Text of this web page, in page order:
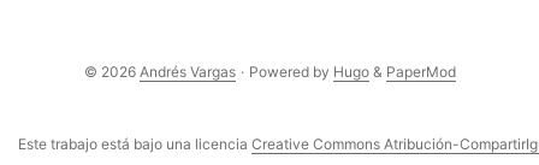
© 2026 Andrés Vargas · Powered by Hugo& PaperMod
Este trabajo está bajo una licencia Creative Commons Atribución-